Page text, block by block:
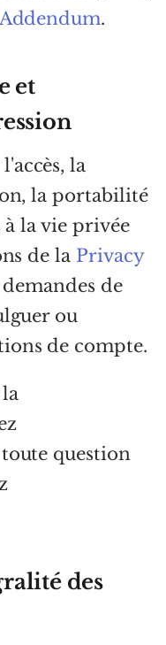
.
et
la
la portabilité
à la vie privée
de la Privacy
de
ou
de compte.
question
des